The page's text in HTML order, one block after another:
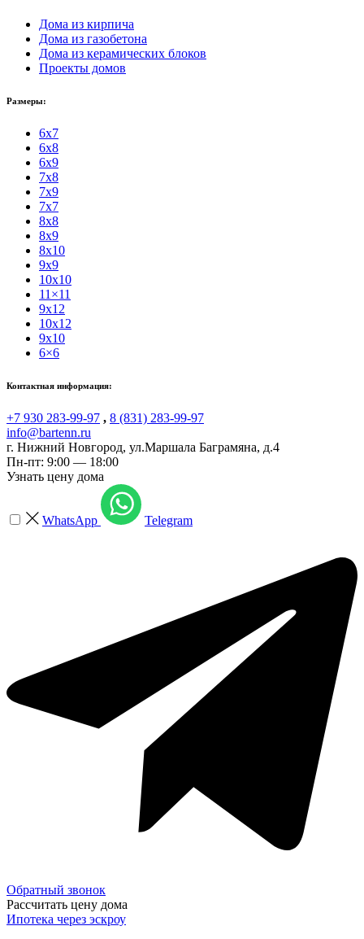
Дома из кирпича
Дома из газобетона
Дома из керамических блоков
Проекты домов
Размеры:
6x7
6x8
6x9
7x8
7x9
7x7
8x8
8x9
8x10
9x9
10x10
11×11
9x12
10x12
9x10
6×6
Контактная информация:
+7 930 283-99-97 , 8 (831) 283-99-97
info@bartenn.ru
г. Нижний Новгород, ул.Маршала Баграмяна, д.4
Пн-пт: 9:00 — 18:00
Узнать цену дома
WhatsApp Telegram
Обратный звонок
Рассчитать цену дома
Ипотека через эскроу